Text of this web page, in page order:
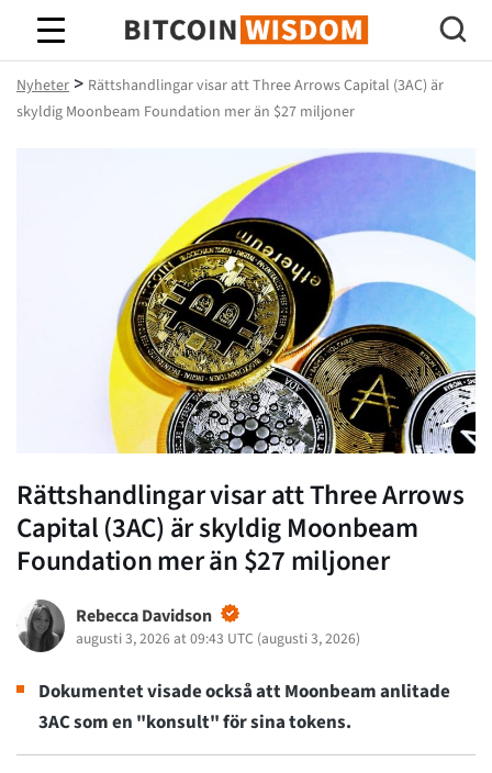
Bitcoin Wisdom
Nyheter > Rättshandlingar visar att Three Arrows Capital (3AC) är
skyldig Moonbeam Foundation mer än $27 miljoner
Rättshandlingar visar att Three Arrows
Capital (3AC) är skyldig Moonbeam
Foundation mer än $27 miljoner
Rebecca Davidson
augusti 3, 2026 at 09:43 UTC (augusti 3, 2026)
Dokumentet visade också att Moonbeam anlitade
3AC som en "konsult" för sina tokens.